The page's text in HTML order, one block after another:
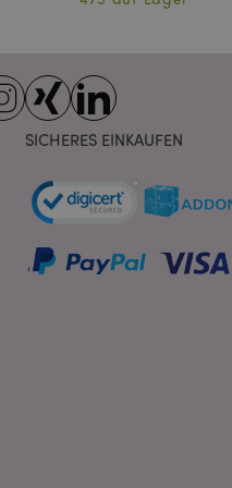
SICHERES EINKAUFEN
allgemeine Kennung,
verwendet wird, kann für
Ein gutes Beispiel ist
Anmeldestatus für einen
Seiten.
1 Tag 16
Verfolgt
werden, z. B. die
und verschiedene
wird aus dem Cookie
1 Tag
Der Wert dieses Cookies
lokalen Cache-
der Backend-